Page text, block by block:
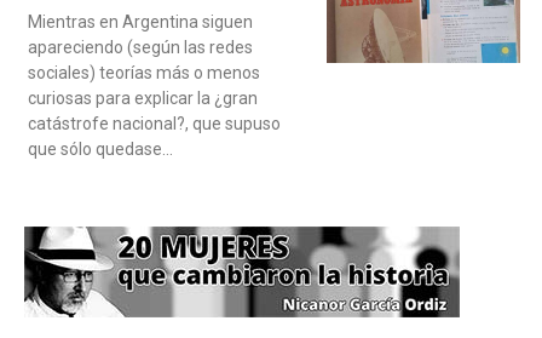
Mientras en Argentina siguen
apareciendo (según las redes
sociales) teorías más o menos
curiosas para explicar la ¿gran
catástrofe nacional?, que supuso
que sólo quedase…